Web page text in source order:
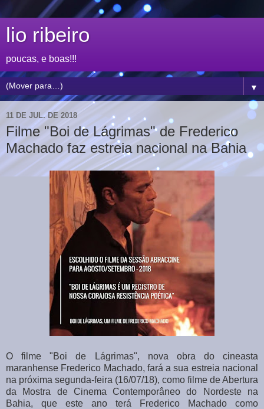
lio ribeiro
poucas, e boas!!!
▼
11 DE JUL. DE 2018
Filme "Boi de Lágrimas" de Frederico
Machado faz estreia nacional na Bahia
O filme "Boi de Lágrimas", nova obra do cineasta
maranhense Frederico Machado, fará a sua estreia nacional
na próxima segunda-feira (16/07/18), como filme de Abertura
da Mostra de Cinema Contemporâneo do Nordeste na
Bahia, que este ano terá Frederico Machado como